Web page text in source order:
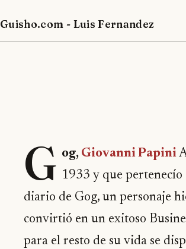
Guisho.com - Luis Fernandez
G og, Giovanni Papini
1933 y que pertenecío
diario de Gog, un personaje
convirtió en un exitoso
para el resto de su vida se